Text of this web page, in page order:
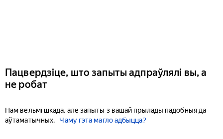
Пацвердзіце, што запыты адпраўлялі вы, а
не робат
Нам вельмі шкада, але запыты з вашай прылады падобныя да
аўтаматычных.
Чаму гэта магло адбыцца?